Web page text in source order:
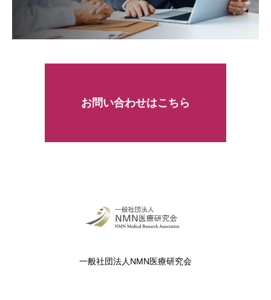
お問い合わせはこちら
一般社団法人NMN医療研究会